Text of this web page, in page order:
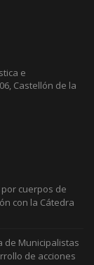
e
Castellón de la
cuerpos de
con la Cátedra
de Municipalistas
de acciones